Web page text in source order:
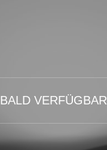
BALD VERFÜGBAR